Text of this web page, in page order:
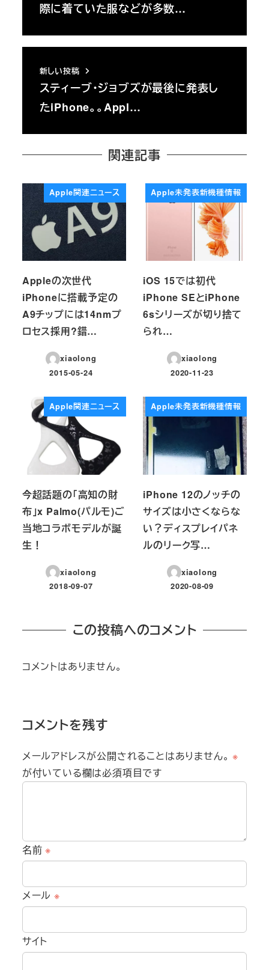
際に着ていた服などが多数…
新しい投稿
スティーブ・ジョブズが最後に発表し
たiPhone。。Appl…
関連記事
Apple関連ニュース
Appleの次世代
iPhoneに搭載予定の
A9チップには14nmプ
ロセス採用?錯…
xiaolong
投稿日
2015-05-24
Apple未発表新機種情報
iOS 15では初代
iPhone SEとiPhone
6sシリーズが切り捨て
られ…
xiaolong
投稿日
2020-11-23
Apple関連ニュース
今超話題の「高知の財
布」x Palmo(パルモ)ご
当地コラボモデルが誕
生！
xiaolong
投稿日
2018-09-07
Apple未発表新機種情報
iPhone 12のノッチの
サイズは小さくならな
い？ディスプレイパネ
ルのリーク写…
xiaolong
投稿日
2020-08-09
この投稿へのコメント
コメントはありません。
コメントを残す
メールアドレスが公開されることはありません。 ※
が付いている欄は必須項目です
名前※
メール ※
サイト